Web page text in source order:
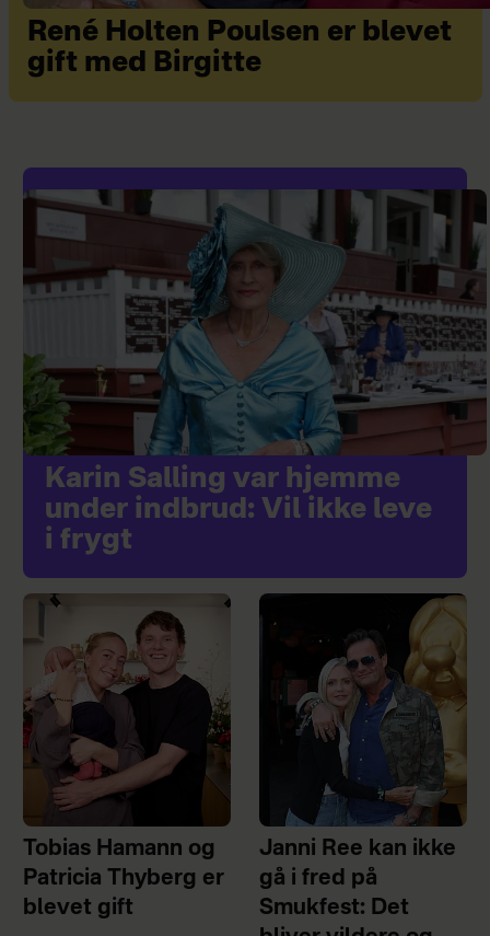
René Holten Poulsen er blevet
gift med Birgitte
Karin Salling var hjemme
under indbrud: Vil ikke leve
i frygt
Tobias Hamann og
Patricia Thyberg er
blevet gift
Janni Ree kan ikke
gå i fred på
Smukfest: Det